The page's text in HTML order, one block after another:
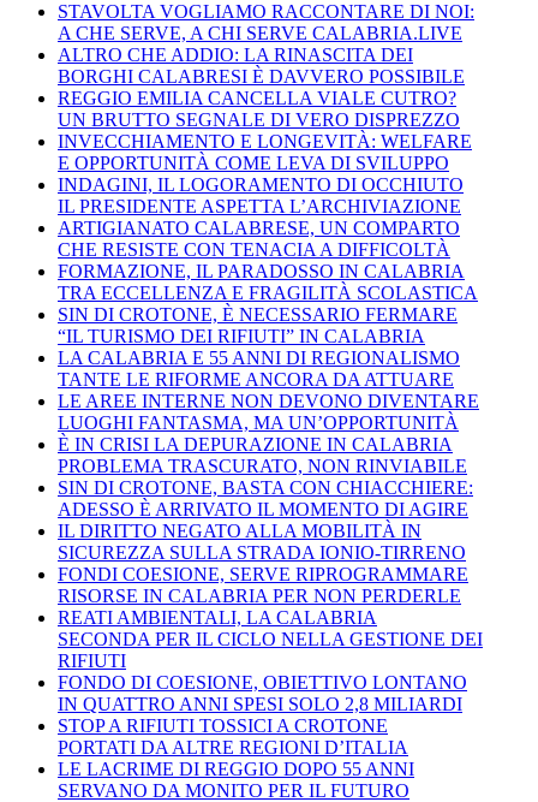
STAVOLTA VOGLIAMO RACCONTARE DI NOI:
A CHE SERVE, A CHI SERVE CALABRIA.LIVE
ALTRO CHE ADDIO: LA RINASCITA DEI
BORGHI CALABRESI È DAVVERO POSSIBILE
REGGIO EMILIA CANCELLA VIALE CUTRO?
UN BRUTTO SEGNALE DI VERO DISPREZZO
INVECCHIAMENTO E LONGEVITÀ: WELFARE
E OPPORTUNITÀ COME LEVA DI SVILUPPO
INDAGINI, IL LOGORAMENTO DI OCCHIUTO
IL PRESIDENTE ASPETTA L’ARCHIVIAZIONE
ARTIGIANATO CALABRESE, UN COMPARTO
CHE RESISTE CON TENACIA A DIFFICOLTÀ
FORMAZIONE, IL PARADOSSO IN CALABRIA
TRA ECCELLENZA E FRAGILITÀ SCOLASTICA
SIN DI CROTONE, È NECESSARIO FERMARE
“IL TURISMO DEI RIFIUTI” IN CALABRIA
LA CALABRIA E 55 ANNI DI REGIONALISMO
TANTE LE RIFORME ANCORA DA ATTUARE
LE AREE INTERNE NON DEVONO DIVENTARE
LUOGHI FANTASMA, MA UN’OPPORTUNITÀ
È IN CRISI LA DEPURAZIONE IN CALABRIA
PROBLEMA TRASCURATO, NON RINVIABILE
SIN DI CROTONE, BASTA CON CHIACCHIERE:
ADESSO È ARRIVATO IL MOMENTO DI AGIRE
IL DIRITTO NEGATO ALLA MOBILITÀ IN
SICUREZZA SULLA STRADA IONIO-TIRRENO
FONDI COESIONE, SERVE RIPROGRAMMARE
RISORSE IN CALABRIA PER NON PERDERLE
REATI AMBIENTALI, LA CALABRIA
SECONDA PER IL CICLO NELLA GESTIONE DEI
RIFIUTI
FONDO DI COESIONE, OBIETTIVO LONTANO
IN QUATTRO ANNI SPESI SOLO 2,8 MILIARDI
STOP A RIFIUTI TOSSICI A CROTONE
PORTATI DA ALTRE REGIONI D’ITALIA
LE LACRIME DI REGGIO DOPO 55 ANNI
SERVANO DA MONITO PER IL FUTURO